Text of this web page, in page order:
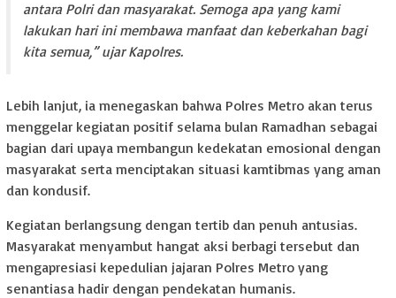
antara Polri dan masyarakat. Semoga apa yang kami
lakukan hari ini membawa manfaat dan keberkahan bagi
kita semua,” ujar Kapolres.
Lebih lanjut, ia menegaskan bahwa Polres Metro akan terus
menggelar kegiatan positif selama bulan Ramadhan sebagai
bagian dari upaya membangun kedekatan emosional dengan
masyarakat serta menciptakan situasi kamtibmas yang aman
dan kondusif.
Kegiatan berlangsung dengan tertib dan penuh antusias.
Masyarakat menyambut hangat aksi berbagi tersebut dan
mengapresiasi kepedulian jajaran Polres Metro yang
senantiasa hadir dengan pendekatan humanis.